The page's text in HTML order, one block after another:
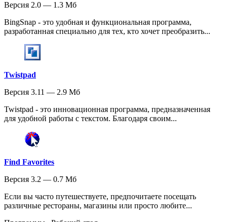
Версия 2.0 — 1.3 Мб
BingSnap - это удобная и функциональная программа,
разработанная специально для тех, кто хочет преобразить...
Twistpad
Версия 3.11 — 2.9 Мб
Twistpad - это инновационная программа, предназначенная
для удобной работы с текстом. Благодаря своим...
Find Favorites
Версия 3.2 — 0.7 Мб
Если вы часто путешествуете, предпочитаете посещать
различные рестораны, магазины или просто любите...